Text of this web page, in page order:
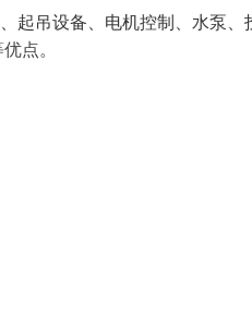
、起吊设备、电机控制、水泵
点。